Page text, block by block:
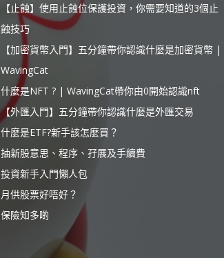
【止蝕】使用止蝕位保護投資，你需要知道的3個止
蝕技巧
【加密貨幣入門】五分鐘帶你認識什麼是加密貨幣 |
WavingCat
什麼是NFT ? | WavingCat帶你由0開始認識nft
【外匯入門】五分鐘帶你認識什麼是外匯交易
什麼是ETF?新手該怎麼買？
抽新股意思、程序、孖展及手續費
投資新手入門懶人包
月供股票好唔好？
保險知多啲